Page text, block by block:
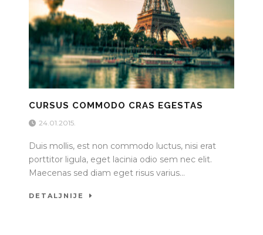
CURSUS COMMODO CRAS EGESTAS
24.01.2015.
Duis mollis, est non commodo luctus, nisi erat
porttitor ligula, eget lacinia odio sem nec elit.
Maecenas sed diam eget risus varius...
DETALJNIJE